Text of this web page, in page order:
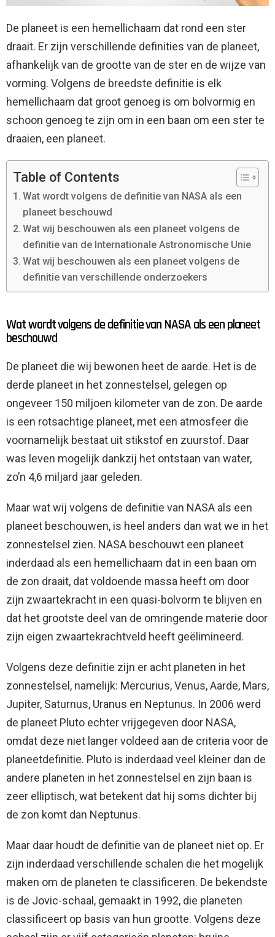
De planeet is een hemellichaam dat rond een ster
draait. Er zijn verschillende definities van de planeet,
afhankelijk van de grootte van de ster en de wijze van
vorming. Volgens de breedste definitie is elk
hemellichaam dat groot genoeg is om bolvormig en
schoon genoeg te zijn om in een baan om een ​​ster te
draaien, een planeet.
Table of Contents
Wat wordt volgens de definitie van NASA als een
planeet beschouwd
Wat wij beschouwen als een planeet volgens de
definitie van de Internationale Astronomische Unie
Wat wij beschouwen als een planeet volgens de
definitie van verschillende onderzoekers
Wat wordt volgens de definitie van NASA als een planeet
beschouwd
De planeet die wij bewonen heet de aarde. Het is de
derde planeet in het zonnestelsel, gelegen op
ongeveer 150 miljoen kilometer van de zon. De aarde
is een rotsachtige planeet, met een atmosfeer die
voornamelijk bestaat uit stikstof en zuurstof. Daar
was leven mogelijk dankzij het ontstaan ​​van water,
zo’n 4,6 miljard jaar geleden.
Maar wat wij volgens de definitie van NASA als een
planeet beschouwen, is heel anders dan wat we in het
zonnestelsel zien. NASA beschouwt een planeet
inderdaad als een hemellichaam dat in een baan om
de zon draait, dat voldoende massa heeft om door
zijn zwaartekracht in een quasi-bolvorm te blijven en
dat het grootste deel van de omringende materie door
zijn eigen zwaartekrachtveld heeft geëlimineerd.
Volgens deze definitie zijn er acht planeten in het
zonnestelsel, namelijk: Mercurius, Venus, Aarde, Mars,
Jupiter, Saturnus, Uranus en Neptunus. In 2006 werd
de planeet Pluto echter vrijgegeven door NASA,
omdat deze niet langer voldeed aan de criteria voor de
planeetdefinitie. Pluto is inderdaad veel kleiner dan de
andere planeten in het zonnestelsel en zijn baan is
zeer elliptisch, wat betekent dat hij soms dichter bij
de zon komt dan Neptunus.
Maar daar houdt de definitie van de planeet niet op. Er
zijn inderdaad verschillende schalen die het mogelijk
maken om de planeten te classificeren. De bekendste
is de Jovic-schaal, gemaakt in 1992, die planeten
classificeert op basis van hun grootte. Volgens deze